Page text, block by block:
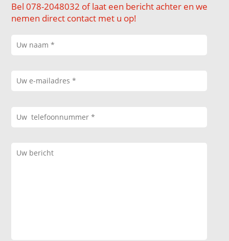
Bel 078-2048032 of laat een bericht achter en we
nemen direct contact met u op!